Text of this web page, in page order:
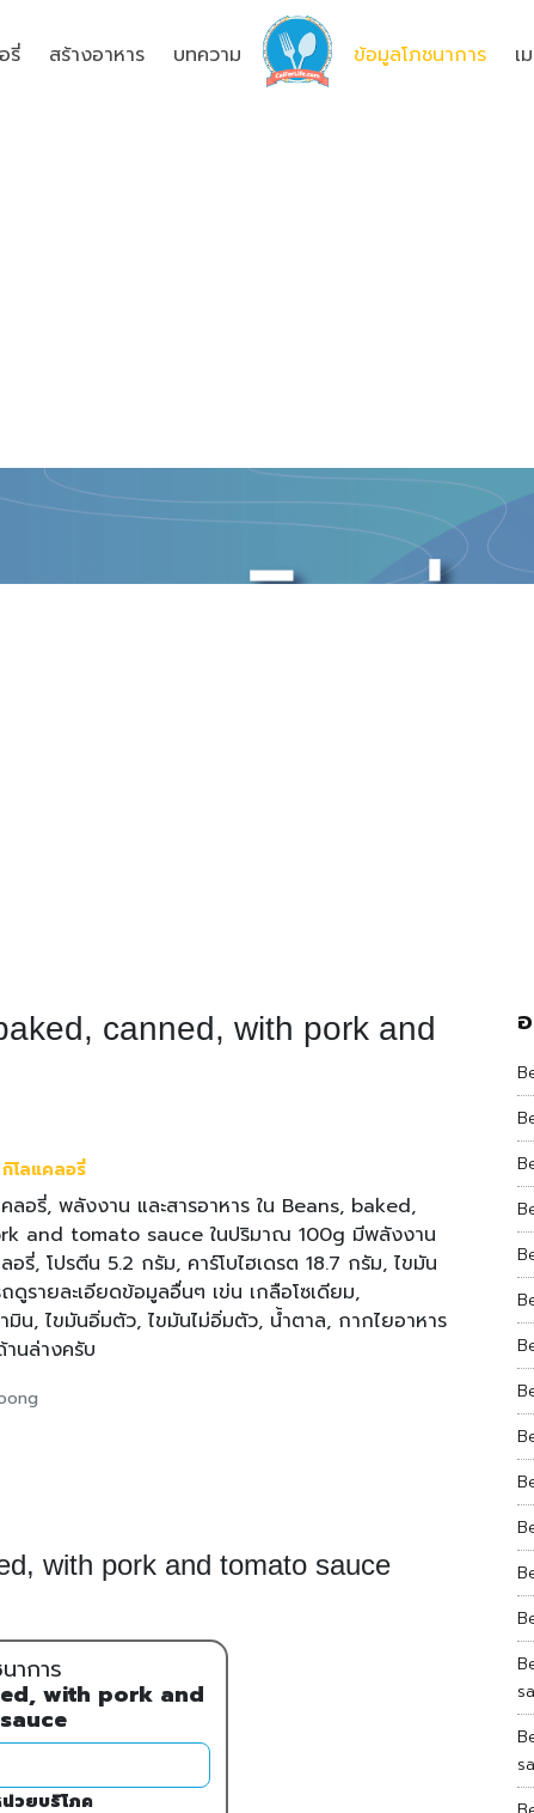
รี่ สร้างอาหาร บทความ ข้อมูลโภชนาการ เ
canned, with pork and
โลแคลอรี่
ลอรี่, พลังงาน และสารอาหาร ใน Beans, baked,
and tomato sauce ในปริมาณ 100g มีพลังงาน
รี่, โปรตีน 5.2 กรัม, คาร์โบไฮเดรต 18.7 กรัม, ไขมัน
ดูรายละเอียดข้อมูลอื่นๆ เข่น เกลือโซเดียม,
มิน, ไขมันอิ่มตัว, ไขมันไม่อิ่มตัว, น้ำตาล, กากไยอาหาร
นล่างครับ
with pork and tomato sauce
าการ
with pork and
วยบริโภค